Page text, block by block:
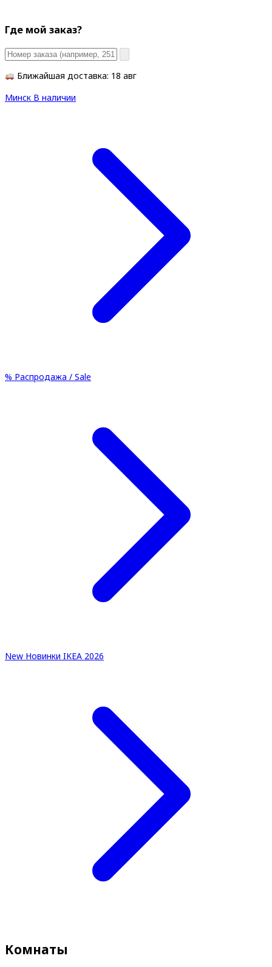
Где мой заказ?
Ближайшая доставка: 18 авг
Минск В наличии
% Распродажа / Sale
New Новинки IKEA 2026
Комнаты